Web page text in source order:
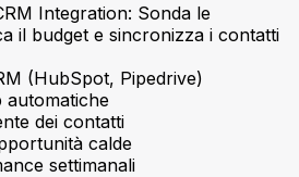
Integration: Sonda le
il budget e sincronizza i contatti
(HubSpot, Pipedrive)
automatiche
dei contatti
calde
settimanali